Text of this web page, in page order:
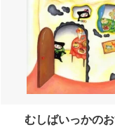
むしばいっかの